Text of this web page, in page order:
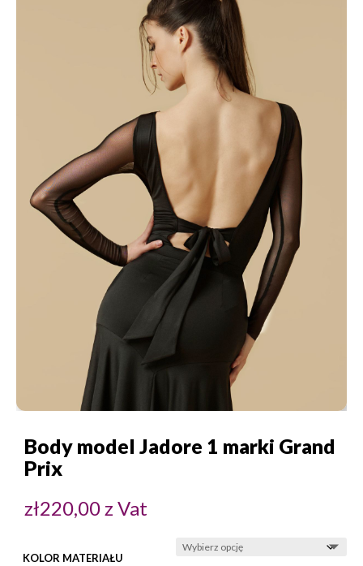
Body model Jadore 1 marki Grand
Prix
zł220,00z Vat
KOLOR MATERIAŁU